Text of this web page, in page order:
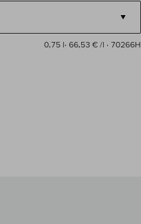
0,75 l· 66,53 € /l · 70266H